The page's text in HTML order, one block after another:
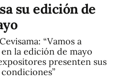
su edición de
“Vamos a
la edición de mayo
presenten sus